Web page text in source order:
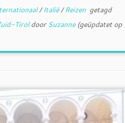
/Italië/Reizen getagd
TiroldoorSuzanne(geüpdatet op